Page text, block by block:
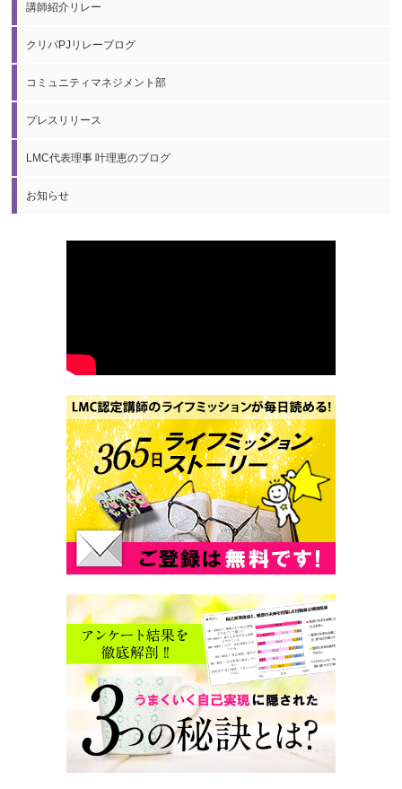
講師紹介リレー
クリパPJリレーブログ
コミュニティマネジメント部
プレスリリース
LMC代表理事 叶理恵のブログ
お知らせ